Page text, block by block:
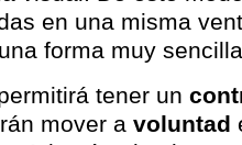
en una misma
forma muy
tener un
mover a voluntad